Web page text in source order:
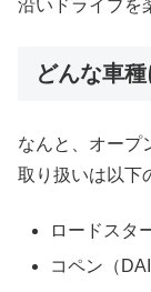
沿いドライブを
どんな車
なんと、オープ
取り扱いは以下
ロードスタ
コペン（